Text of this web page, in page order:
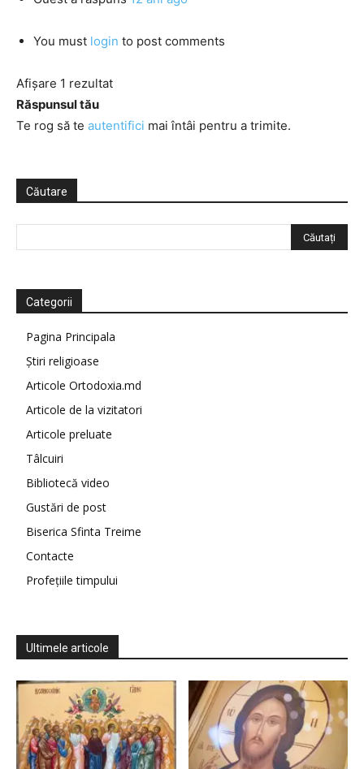
You must login to post comments
Afișare 1 rezultat
Răspunsul tău
Te rog să te autentifici mai întâi pentru a trimite.
Căutare
Categorii
Pagina Principala
Știri religioase
Articole Ortodoxia.md
Articole de la vizitatori
Articole preluate
Tâlcuiri
Bibliotecă video
Gustări de post
Biserica Sfinta Treime
Contacte
Profețiile timpului
Ultimele articole